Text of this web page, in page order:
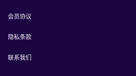
会员协议
隐私条款
联系我们